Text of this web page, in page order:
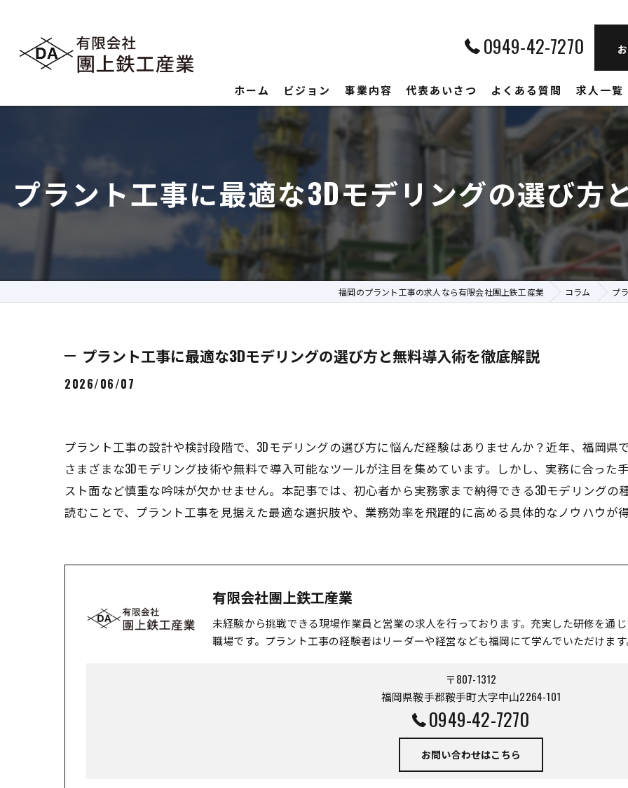
0949-42-7270
ホーム ビジョン 事業内容 代表あいさつ よくある質問 求人一覧
プラント工事に最適な3Dモデリングの選び方
福岡のプラント工事の求人なら有限会社團上鉄工産業 コラム プ
プラント工事に最適な3Dモデリングの選び方と無料導入術を徹底解説
2026/06/07
プラント工事の設計や検討段階で、3Dモデリングの選び方に悩んだ経験はありませんか？近年、福岡
さまざまな3Dモデリング技術や無料で導入可能なツールが注目を集めています。しかし、実務に合っ
スト面など慎重な吟味が欠かせません。本記事では、初心者から実務家まで納得できる3Dモデリング
読むことで、プラント工事を見据えた最適な選択肢や、業務効率を飛躍的に高める具体的なノウハウが
有限会社團上鉄工産業
未経験から挑戦できる現場作業員と営業の求人を行っております。充実した研修を通
職場です。プラント工事の経験者はリーダーや経営なども福岡にて学んでいただけま
〒807-1312
福岡県鞍手郡鞍手町大字中山2264-101
0949-42-7270
お問い合わせはこちら